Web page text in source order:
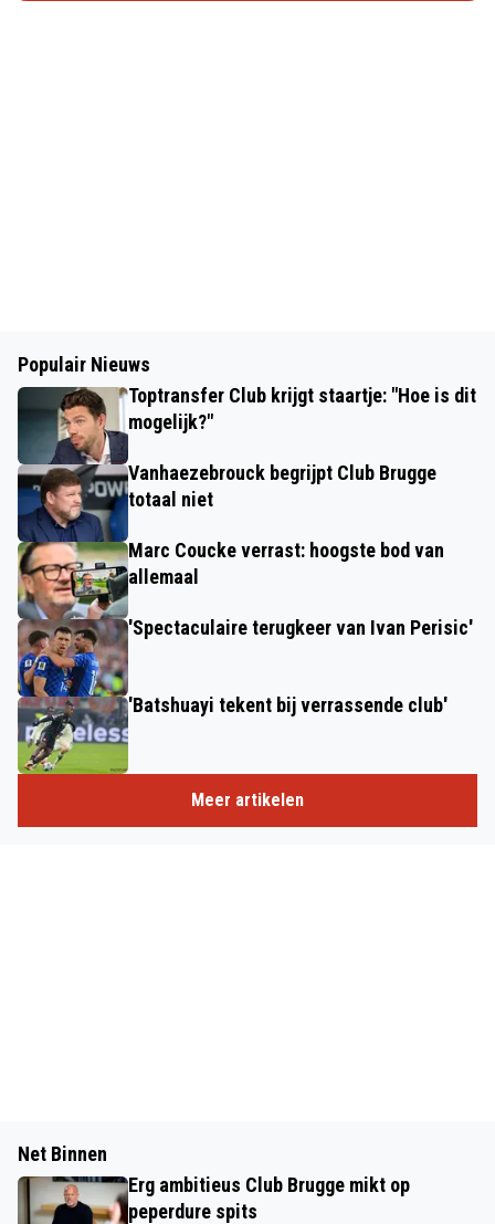
Populair Nieuws
Toptransfer Club krijgt staartje: "Hoe is dit
mogelijk?"
Vanhaezebrouck begrijpt Club Brugge
totaal niet
Marc Coucke verrast: hoogste bod van
allemaal
'Spectaculaire terugkeer van Ivan Perisic'
'Batshuayi tekent bij verrassende club'
Meer artikelen
Net Binnen
Erg ambitieus Club Brugge mikt op
peperdure spits